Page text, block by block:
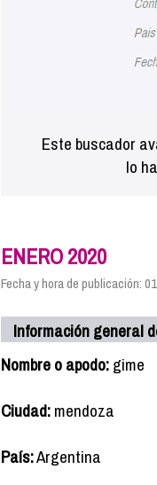
Este buscador
lo
ENERO 2020
Fecha y hora de publicación:
Información general
Nombre o apodo:gime
Ciudad:mendoza
País:Argentina